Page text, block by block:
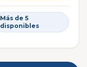
Más de 5
disponibles